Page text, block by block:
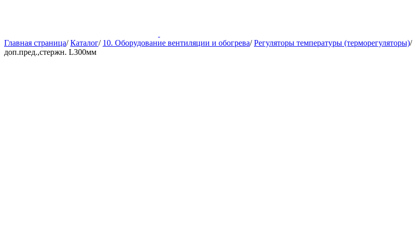
Главная страница/ Каталог/ 10. Оборудование вентиляции и обогрева/ Регуляторы температуры (терморегуляторы)/
доп.пред.,стержн. L300мм